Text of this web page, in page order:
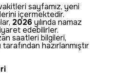
sayfamız, yeni
içermektedir.
2026yılında namaz
edebilirler.
saatleri bilgileri,
hazırlanmıştır